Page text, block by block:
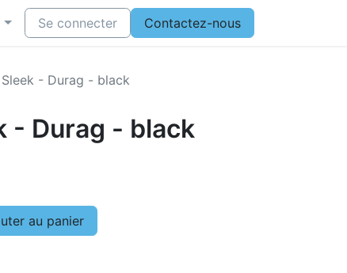
Se connecter Contactez-nous
- Durag - black
- Durag - black
au panier